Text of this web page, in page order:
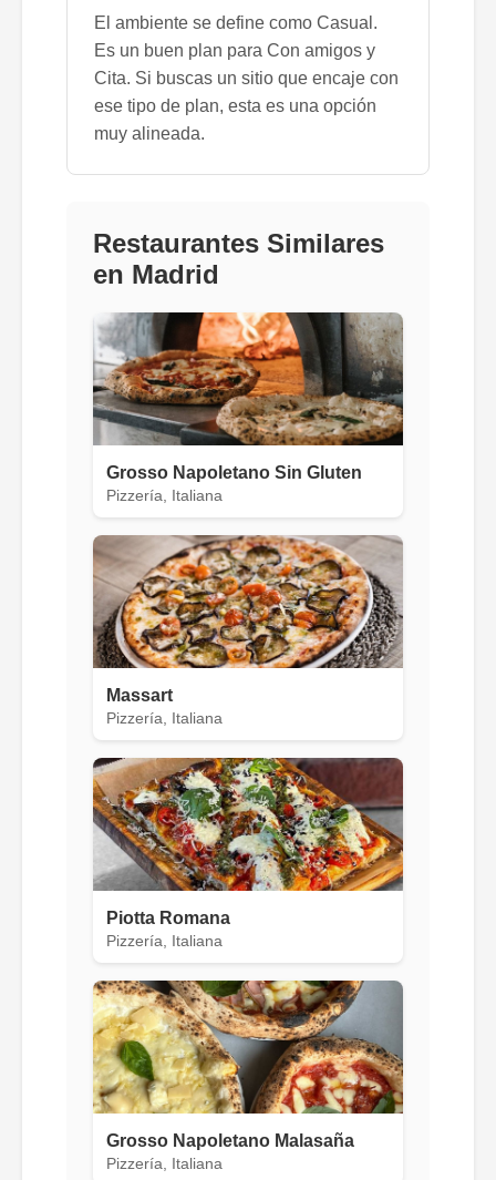
El ambiente se define como Casual.
Es un buen plan para Con amigos y
Cita. Si buscas un sitio que encaje con
ese tipo de plan, esta es una opción
muy alineada.
Restaurantes Similares
en Madrid
Grosso Napoletano Sin Gluten
Pizzería, Italiana
Massart
Pizzería, Italiana
Piotta Romana
Pizzería, Italiana
Grosso Napoletano Malasaña
Pizzería, Italiana